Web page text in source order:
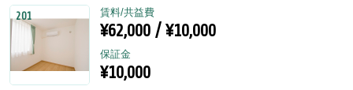
201 賃料/共益費
¥62,000 / ¥10,000
保証金
¥10,000